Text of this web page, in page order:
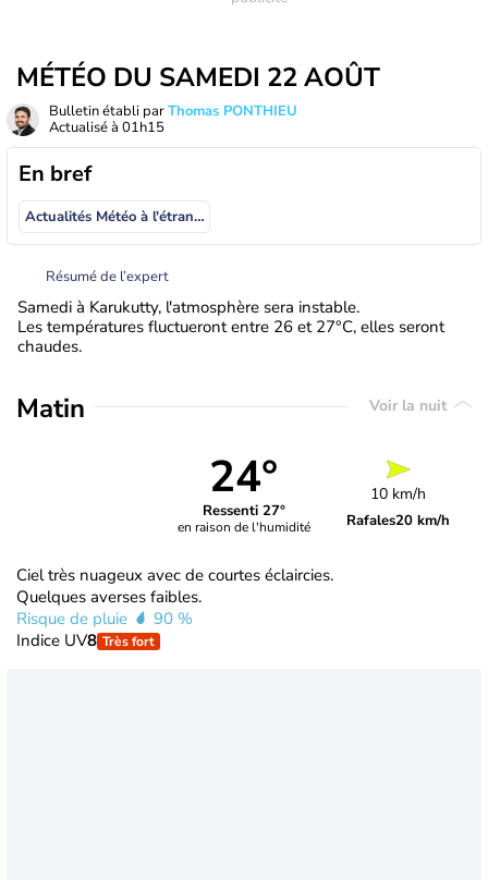
MÉTÉO DU SAMEDI 22 AOÛT
Bulletin établi parThomas PONTHIEU
Actualisé à 01h15
En bref
Actualités Météo à l'étranger
Résumé de l’expert
Samedi à Karukutty, l'atmosphère sera instable.
Les températures fluctueront entre 26 et 27°C, elles seront
chaudes.
Matin Voir la nuit
24°
Ressenti 27°
en raison de l'humidité
10 km/h
Rafales20 km/h
Ciel très nuageux avec de courtes éclaircies.
Quelques averses faibles.
Risque de pluie
90 %
Indice UV8 Très fort